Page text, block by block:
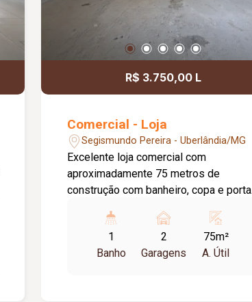
R$ 3.750,00 L
Comercial - Loja
Segismundo Pereira - Uberlândia/MG
Excelente loja comercial com
aproximadamente 75 metros de
construção com banheiro, copa e porta
1
Banho
2
Garagens
75m²
A. Útil